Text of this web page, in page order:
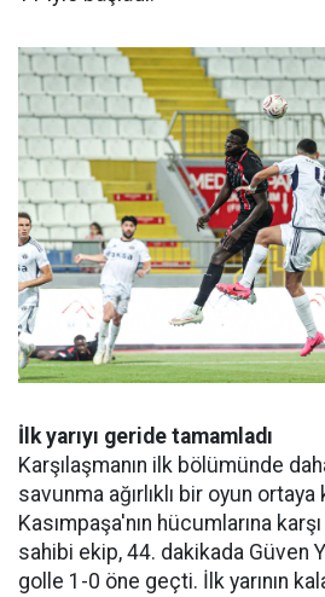
İlk yarıyı geride tamamladı
Karşılaşmanın ilk bölümünde
savunma ağırlıklı bir oyun
Kasımpaşa'nın hücumlarına
sahibi ekip, 44. dakikada Güven
golle 1-0 öne geçti. İlk yarının